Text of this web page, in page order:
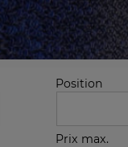
Position
Prix max.